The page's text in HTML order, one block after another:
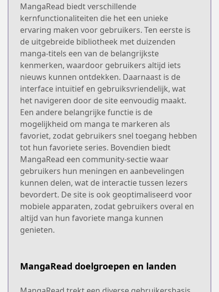
MangaRead biedt verschillende
kernfunctionaliteiten die het een unieke
ervaring maken voor gebruikers. Ten eerste is
de uitgebreide bibliotheek met duizenden
manga-titels een van de belangrijkste
kenmerken, waardoor gebruikers altijd iets
nieuws kunnen ontdekken. Daarnaast is de
interface intuïtief en gebruiksvriendelijk, wat
het navigeren door de site eenvoudig maakt.
Een andere belangrijke functie is de
mogelijkheid om manga te markeren als
favoriet, zodat gebruikers snel toegang hebben
tot hun favoriete series. Bovendien biedt
MangaRead een community-sectie waar
gebruikers hun meningen en aanbevelingen
kunnen delen, wat de interactie tussen lezers
bevordert. De site is ook geoptimaliseerd voor
mobiele apparaten, zodat gebruikers overal en
altijd van hun favoriete manga kunnen
genieten.
MangaRead doelgroepen en landen